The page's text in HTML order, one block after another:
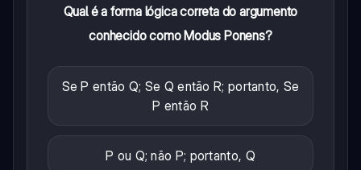
Qual é a forma lógica correta do argumento
conhecido como Modus Ponens?
Se P então Q; Se Q então R; portanto, Se
P então R
P ou Q; não P; portanto, Q